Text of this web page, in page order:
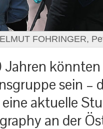
FOHRINGER,
sein –
aktuelle
an der